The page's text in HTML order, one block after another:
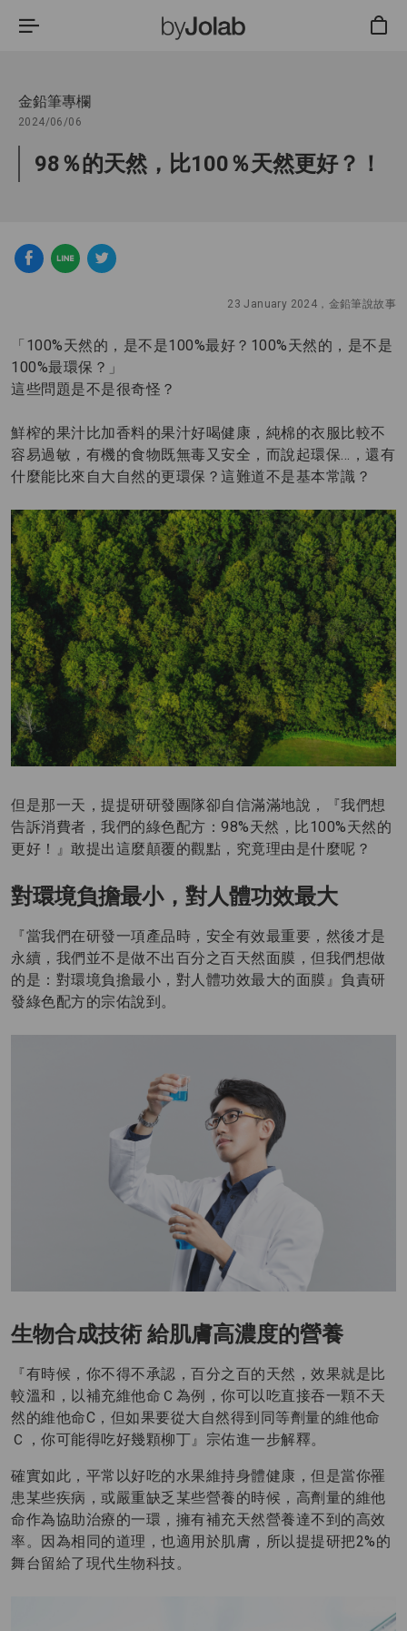
金鉛筆專欄
2024/06/06
98％的天然，比100％天然更好？！
23 January 2024，金鉛筆說故事
「100%天然的，是不是100%最好？100%天然的，是不是
100%最環保？」
這些問題是不是很奇怪？
鮮榨的果汁比加香料的果汁好喝健康，純棉的衣服比較不
容易過敏，有機的食物既無毒又安全，而說起環保…，還有
什麼能比來自大自然的更環保？這難道不是基本常識？
但是那一天，提提研研發團隊卻自信滿滿地說，『我們想
告訴消費者，我們的綠色配方：98%天然，比100%天然的
更好！』敢提出這麼顛覆的觀點，究竟理由是什麼呢？
對環境負擔最小，對人體功效最大
『當我們在研發一項產品時，安全有效最重要，然後才是
永續，我們並不是做不出百分之百天然面膜，但我們想做
的是：對環境負擔最小，對人體功效最大的面膜』負責研
發綠色配方的宗佑說到。
生物合成技術 給肌膚高濃度的營養
『有時候，你不得不承認，百分之百的天然，效果就是比
較溫和，以補充維他命Ｃ為例，你可以吃直接吞一顆不天
然的維他命C，但如果要從大自然得到同等劑量的維他命
Ｃ，你可能得吃好幾顆柳丁』宗佑進一步解釋。
確實如此，平常以好吃的水果維持身體健康，但是當你罹
患某些疾病，或嚴重缺乏某些營養的時候，高劑量的維他
命作為協助治療的一環，擁有補充天然營養達不到的高效
率。因為相同的道理，也適用於肌膚，所以提提研把2%的
舞台留給了現代生物科技。